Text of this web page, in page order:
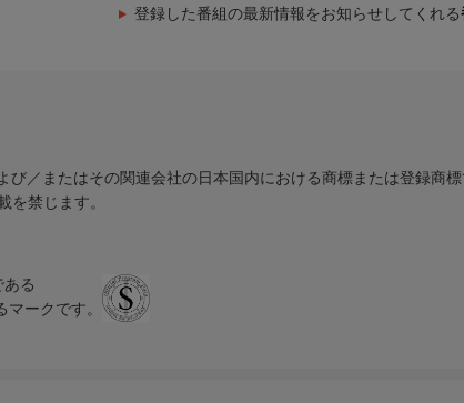
登録した番組の最新情報をお知らせしてくれる
／またはその関連会社の日本国内における商標または登録商標
を禁じます。
る
ークです。